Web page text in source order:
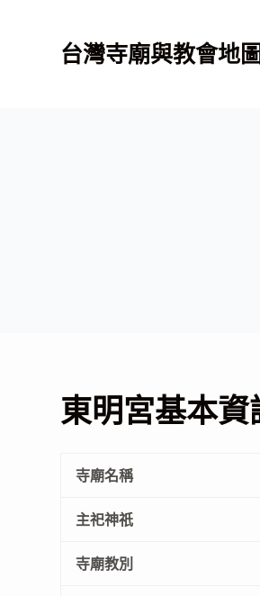
台灣寺廟與教會地圖
東明宮基本資
寺廟名稱
主祀神祇
寺廟教別